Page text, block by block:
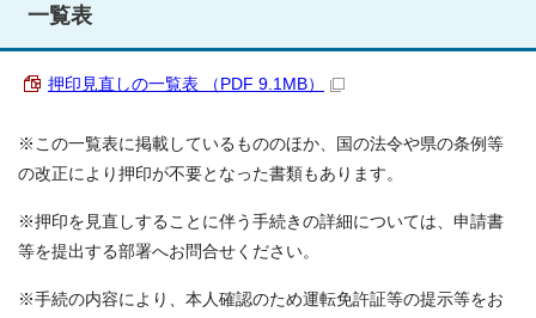
一覧表
押印見直しの一覧表 （PDF 9.1MB）
※この一覧表に掲載しているもののほか、国の法令や県の条例等
の改正により押印が不要となった書類もあります。
※押印を見直しすることに伴う手続きの詳細については、申請書
等を提出する部署へお問合せください。
※手続の内容により、本人確認のため運転免許証等の提示等をお